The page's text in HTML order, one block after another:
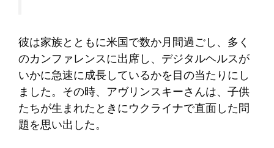
彼は家族とともに米国で数か月間過ごし、多く
のカンファレンスに出席し、デジタルヘルスが
いかに急速に成長しているかを目の当たりにし
ました。その時、アヴリンスキーさんは、子供
たちが生まれたときにウクライナで直面した問
題を思い出した。